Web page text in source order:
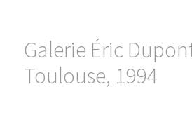
Galerie Éric
Toulouse, 1994